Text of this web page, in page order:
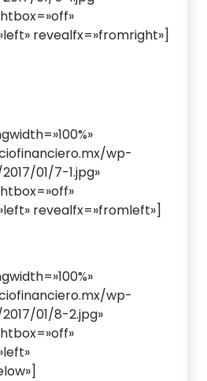
revealfx=»fromright»]
wp-
01/7-1.jpg»
revealfx=»fromleft»]
wp-
01/8-2.jpg»